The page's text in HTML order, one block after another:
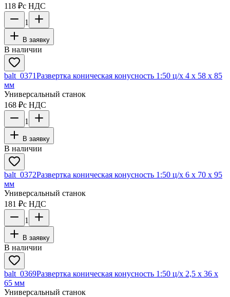
118 ₽с НДС
1
В заявку
В наличии
balt_0371Развертка коническая конусность 1:50 ц/х 4 х 58 х 85
мм
Универсальный станок
168 ₽с НДС
1
В заявку
В наличии
balt_0372Развертка коническая конусность 1:50 ц/х 6 х 70 х 95
мм
Универсальный станок
181 ₽с НДС
1
В заявку
В наличии
balt_0369Развертка коническая конусность 1:50 ц/х 2,5 х 36 х
65 мм
Универсальный станок